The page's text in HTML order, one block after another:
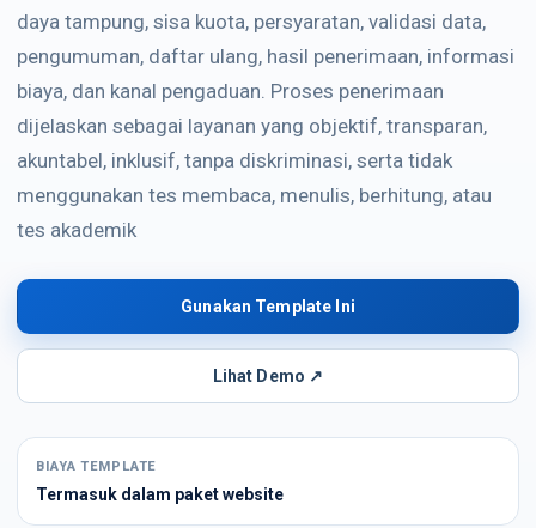
daya tampung, sisa kuota, persyaratan, validasi data,
pengumuman, daftar ulang, hasil penerimaan, informasi
biaya, dan kanal pengaduan. Proses penerimaan
dijelaskan sebagai layanan yang objektif, transparan,
akuntabel, inklusif, tanpa diskriminasi, serta tidak
menggunakan tes membaca, menulis, berhitung, atau
tes akademik
Gunakan Template Ini
Lihat Demo ↗
BIAYA TEMPLATE
Termasuk dalam paket website